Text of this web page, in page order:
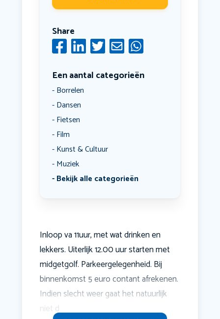
Share
Een aantal categorieën
Borrelen
Dansen
Fietsen
Film
Kunst & Cultuur
Muziek
Bekijk alle categorieën
Inloop va 11uur, met wat drinken en
lekkers. Uiterlijk 12.00 uur starten met
midgetgolf. Parkeergelegenheid. Bij
binnenkomst 5 euro contant afrekenen.
Indien slecht weer gaat het natuurlijk
niet d